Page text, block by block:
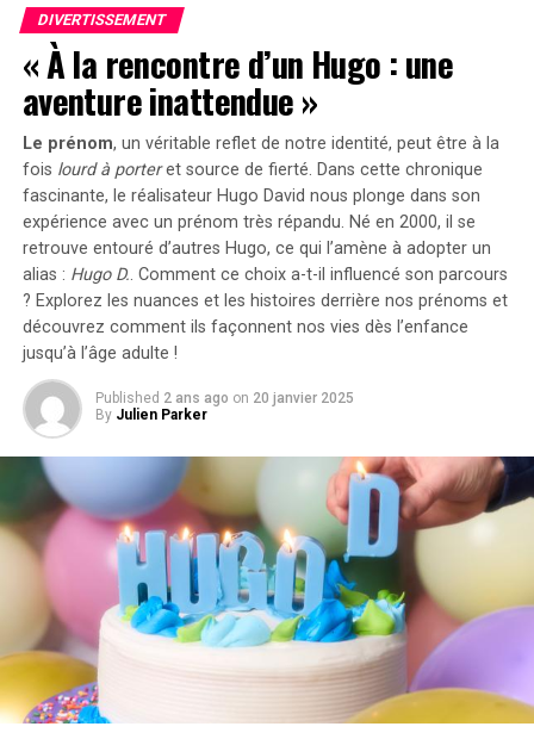
Les circonstances de sa perte
dentaire
DIVERTISSEMENT
« À la rencontre d’un Hugo : une
aventure inattendue »
Le prénom, un véritable reflet de notre identité, peut être à la
fois lourd à porteret source de fierté. Dans cette chronique
fascinante, le réalisateur Hugo David nous plonge dans son
expérience avec un prénom très répandu. Né en 2000, il se
retrouve entouré d’autres Hugo, ce qui l’amène à adopter un
alias : Hugo D.. Comment ce choix a-t-il influencé son parcours
? Explorez les nuances et les histoires derrière nos prénoms et
découvrez comment ils façonnent nos vies dès l’enfance
jusqu’à l’âge adulte !
Published 2 ans ago on 20 janvier 2025
By Julien Parker